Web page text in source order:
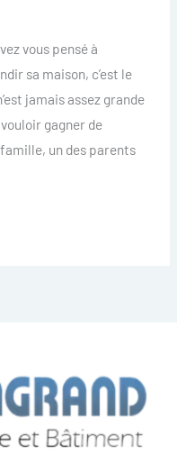
vous pensé à
sa maison, c’est le
jamais assez grande
gagner de
un des parents